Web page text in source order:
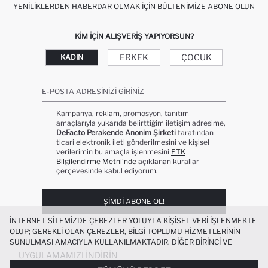
YENILIKLERDEN HABERDAR OLMAK İÇIN BÜLTENIMIZE ABONE OLUN
KIM IÇIN ALIŞVERIŞ YAPIYORSUN?
KADIN ERKEK ÇOCUK
E-POSTA ADRESINIZI GIRINIZ
Kampanya, reklam, promosyon, tanıtım
amaçlarıyla yukarıda belirttiğim iletişim adresime,
DeFacto Perakende Anonim Şirketi tarafından
ticari elektronik ileti gönderilmesini ve kişisel
verilerimin bu amaçla işlenmesini ETK
Bilgilendirme Metni’nde açıklanan kurallar
çerçevesinde kabul ediyorum.
ŞIMDI ABONE OL!
UYGULAMAMIZI İNDIRIN
İNTERNET SITEMIZDE ÇEREZLER YOLUYLA KIŞISEL VERI IŞLENMEKTE
OLUP; GEREKLI OLAN ÇEREZLER, BILGI TOPLUMU HIZMETLERININ
SUNULMASI AMACIYLA KULLANILMAKTADIR. DIĞER BIRINCI VE
ÜÇÜNCÜ TARAF ÇEREZLER ISE SIZE DAHA IYI BIR ALIŞVERIŞ
DENEYIMI SUNULABILMESI, SITEMIZIN DAHA IŞLEVSEL KILINMASI VE